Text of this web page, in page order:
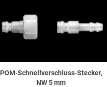
POM-Schnellverschluss-Stecker,
NW 5 mm